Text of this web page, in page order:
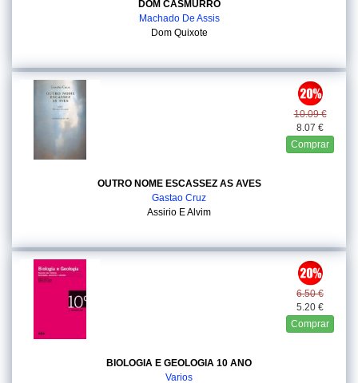
DOM CASMURRO
Machado De Assis
Dom Quixote
10.09 €
8.07 €
Comprar
OUTRO NOME ESCASSEZ AS AVES
Gastao Cruz
Assirio E Alvim
6.50 €
5.20 €
Comprar
BIOLOGIA E GEOLOGIA 10 ANO
Varios